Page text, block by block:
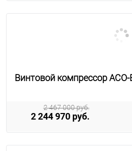
Винтовой компрессор АСО-
2 244 970 руб.
2 467 000 руб.